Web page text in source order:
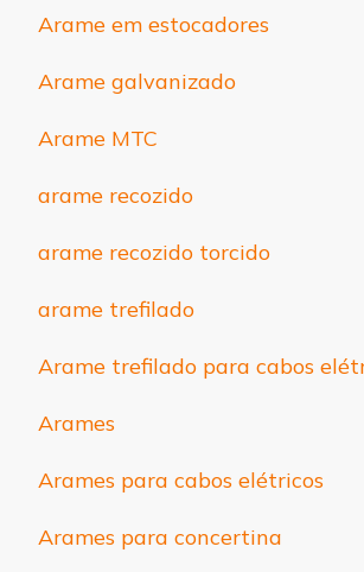
Arame em estocadores
Arame galvanizado
Arame MTC
arame recozido
arame recozido torcido
arame trefilado
Arame trefilado para cabos
Arames
Arames para cabos elétricos
Arames para concertina